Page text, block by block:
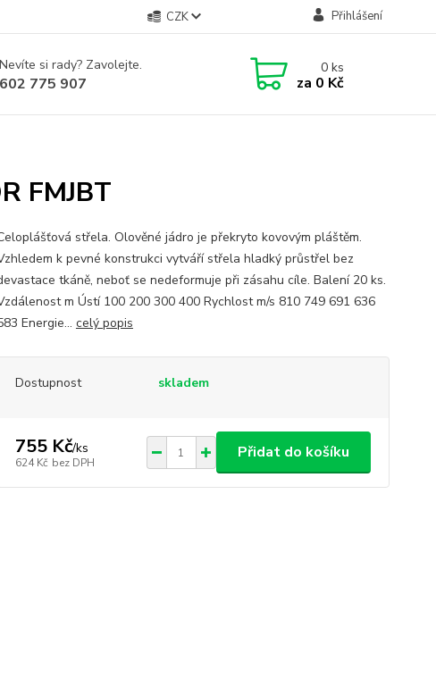
CZK Přihlášení
Nevíte si rady? Zavolejte.
602 775 907
0ks
za 0 Kč
FMJBT
střela. Olověné jádro je překryto kovovým pláštěm.
k pevné konstrukci vytváří střela hladký průstřel bez
tkáně, neboť se nedeformuje při zásahu cíle. Balení 20 ks.
m Ústí 100 200 300 400 Rychlost m/s 810 749 691 636
Energie... celý popis
Dostupnost skladem
755 Kč/ks
624 Kč bez DPH
Přidat do košíku